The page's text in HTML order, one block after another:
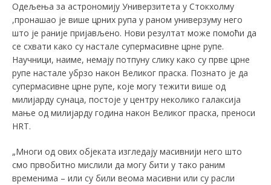
Одељења за астрономију Универзитета у Стокхолму
,пронашао је више црних рупа у раном универзуму него
што је раније пријављено. Нови резултат може помоћи да
се схвати како су настале супермасивне црне рупе.
Научници, наиме, немају потпуну слику како су прве црне
рупе настале убрзо након Великог праска. Познато је да
супермасивне црне рупе, које могу тежити више од
милијарду сунаца, постоје у центру неколико галаксија
мање од милијарду година након Великог праска, преноси
HRT.
„Многи од ових објеката изгледају масивнији него што
смо првобитно мислили да могу бити у тако раним
временима – или су били веома масивни или су расли